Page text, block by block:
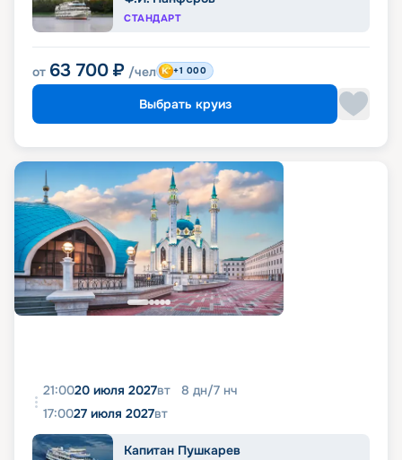
СТАНДАРТ
от 63 700 ₽ /чел +1 000
Выбрать круиз
21:0020 июля 2027вт 8 дн/7 нч
17:0027 июля 2027вт
Капитан Пушкарев